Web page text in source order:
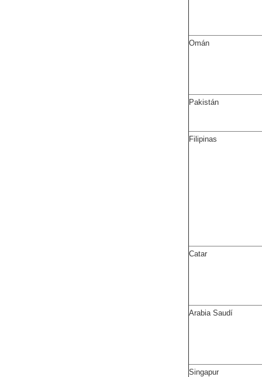
Omán
Pakistán
Filipinas
Catar
Arabia Saudí
Singapur